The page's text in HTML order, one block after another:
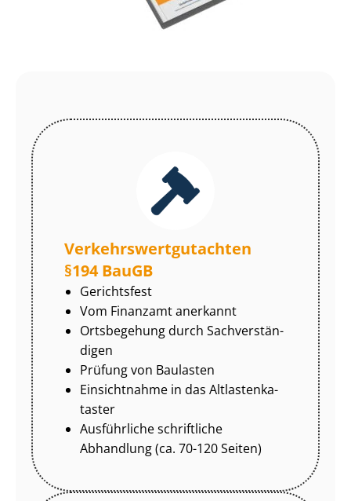
Ver­kehrs­wert­gut­ach­ten
§194 BauGB
Gerichtsfest
Vom Finanzamt anerkannt
Ortsbegehung durch Sach­ver­stän­
di­gen
Prüfung von Baulasten
Einsichtnahme in das Alt­las­ten­ka­
tas­ter
Ausführliche schriftliche
Abhandlung (ca. 70-120 Seiten)